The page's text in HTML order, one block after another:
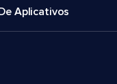
Aplicativos